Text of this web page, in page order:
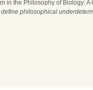
in the Philosophy of Biology:
philosophical